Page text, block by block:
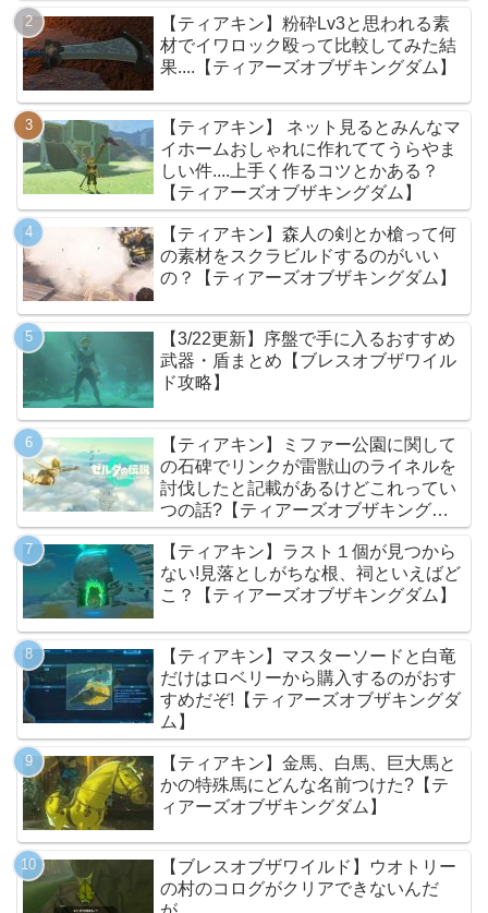
【ティアキン】粉砕Lv3と思われる素
材でイワロック殴って比較してみた結
果....【ティアーズオブザキングダム】
【ティアキン】 ネット見るとみんなマ
イホームおしゃれに作れててうらやま
しい件....上手く作るコツとかある？
【ティアーズオブザキングダム】
【ティアキン】森人の剣とか槍って何
の素材をスクラビルドするのがいい
の？【ティアーズオブザキングダム】
【3/22更新】序盤で手に入るおすすめ
武器・盾まとめ【ブレスオブザワイル
ド攻略】
【ティアキン】ミファー公園に関して
の石碑でリンクが雷獣山のライネルを
討伐したと記載があるけどこれってい
つの話?【ティアーズオブザキングダ
ム】
【ティアキン】ラスト１個が見つから
ない!見落としがちな根、祠といえばど
こ？【ティアーズオブザキングダム】
【ティアキン】マスターソードと白竜
だけはロベリーから購入するのがおす
すめだぞ!【ティアーズオブザキングダ
ム】
【ティアキン】金馬、白馬、巨大馬と
かの特殊馬にどんな名前つけた?【テ
ィアーズオブザキングダム】
【ブレスオブザワイルド】ウオトリー
の村のコログがクリアできないんだ